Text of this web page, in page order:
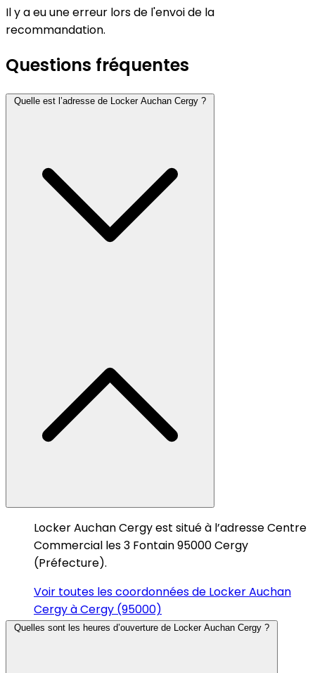
Il y a eu une erreur lors de l'envoi de la
recommandation.
Questions fréquentes
Quelle est l’adresse de Locker Auchan Cergy ?
Locker Auchan Cergy est situé à l’adresse Centre
Commercial les 3 Fontain 95000 Cergy
(Préfecture).
Voir toutes les coordonnées de Locker Auchan
Cergy à Cergy (95000)
Quelles sont les heures d’ouverture de Locker Auchan Cergy ?